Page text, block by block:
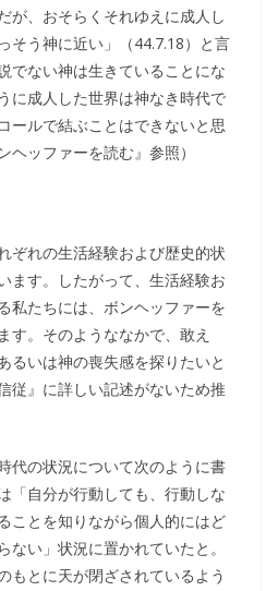
が、おそらくそれゆえに成人し
そう神に近い」（44.7.18）と言
でない神は生きていることにな
に成人した世界は神なき時代で
ールで結ぶことはできないと思
ヘッファーを読む』参照）
ぞれの生活経験および歴史的状
ます。したがって、生活経験お
私たちには、ボンヘッファーを
す。そのようななかで、敢え
るいは神の喪失感を探りたいと
従』に詳しい記述がないため推
代の状況について次のように書
「自分が行動しても、行動しな
ことを知りながら個人的にはど
ない」状況に置かれていたと。
もとに天が閉ざされているよう